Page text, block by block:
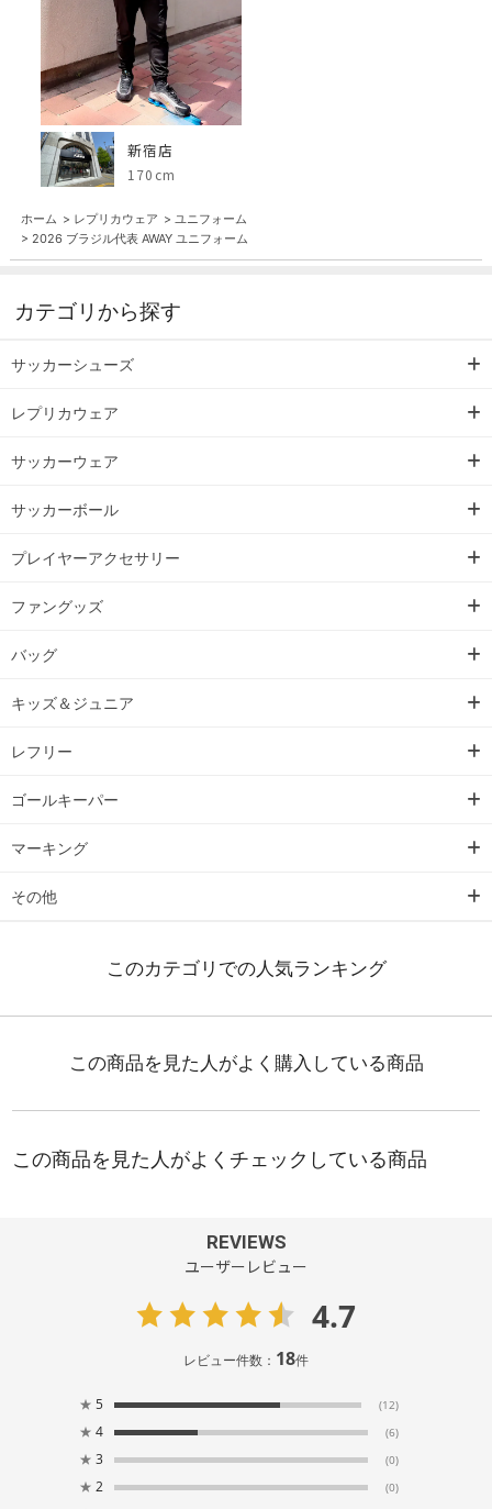
新宿店
170cm
ホーム > レプリカウェア > ユニフォーム
> 2026 ブラジル代表 AWAY ユニフォーム
カテゴリから探す
サッカーシューズ
レプリカウェア
サッカーウェア
サッカーボール
プレイヤーアクセサリー
ファングッズ
バッグ
キッズ＆ジュニア
レフリー
ゴールキーパー
マーキング
その他
REVIEWS
ユーザーレビュー
4.7
レビュー件数： 18件
★ 5 (12)
★ 4 (6)
★ 3 (0)
★ 2 (0)